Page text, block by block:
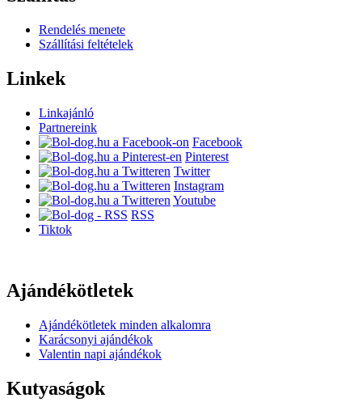
Rendelés menete
Szállítási feltételek
Linkek
Linkajánló
Partnereink
Facebook
Pinterest
Twitter
Instagram
Youtube
RSS
Tiktok
Ajándékötletek
Ajándékötletek minden alkalomra
Karácsonyi ajándékok
Valentin napi ajándékok
Kutyaságok